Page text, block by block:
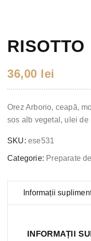
36,00 lei
Orez Arborio, ceapă,
sos alb vegetal, ulei de
SKU: ese531
Categorie: Preparate
Informații
INFORMAȚII